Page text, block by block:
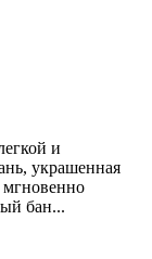
и
украшенная
мгновенно
бан...